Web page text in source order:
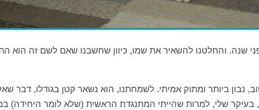
שנה. והחלטנו להשאיר את שמו, כיוון שחשבנו שאם לשם זה הוא
נבון ביותר ומתוק אמיתי. לשמחתנו, הוא נשאר קטן בגודלו, דבר
בעיקר שלי, למרות שהייתי המתנגדת הראשית (שלא לומר היחידה)